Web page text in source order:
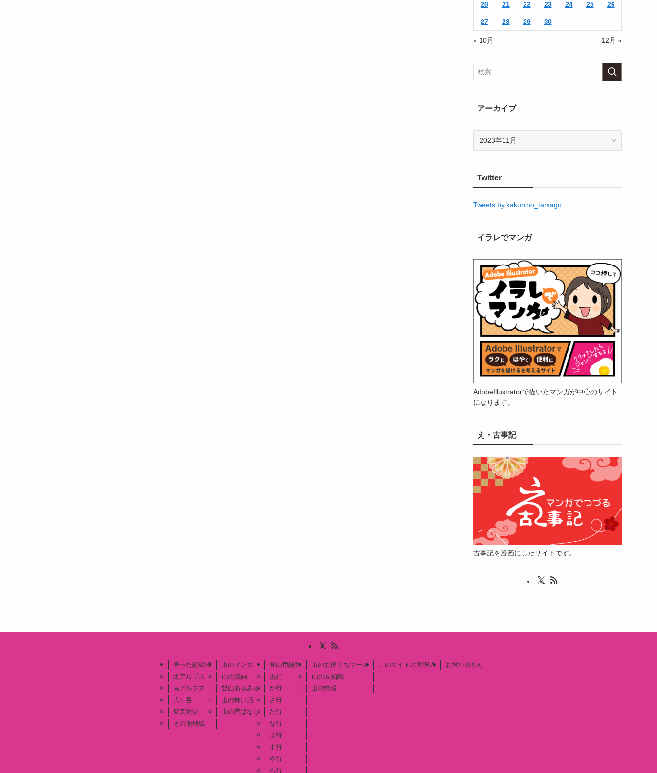
20 21 22 23 24 25 26
27 28 29 30
« 10月 12月 »
アーカイブ
ブTwitter
Tweets by kakunino_tamago
イラレでマンガ
AdobeIllustratorで描いたマンガが中心のサイト
になります。
え・古事記
古事記を漫画にしたサイトです。
登った記録帳
北アルプス
南アルプス
八ヶ岳
東京近辺
その他地域
山のマンガ
山の漫画
登山あるある
山の怖い話
山の昔ばなし
登山用語集
あ行
か行
さ行
た行
な行
は行
ま行
や行
ら行
山のお役立ちツール
山の豆知識
山の情報
このサイトの管理人 お問い合わせ